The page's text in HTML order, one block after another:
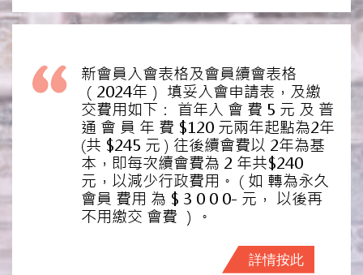
新會員入會表格及會員續會表格
（2024年） 填妥入會申請表，及繳
交費用如下： 首年入 會 費 5 元 及 普
通 會 員 年 費 $120 元兩年起點為2年
(共 $245 元 ) 往後續會費以 2年為基
本，即每次續會費為 2 年共$240
元，以減少行政費用。 ( 如 轉為永久
會員 費用 為 $ 3 0 0 0- 元， 以後再
不用繳交 會費 ）。
詳情按此